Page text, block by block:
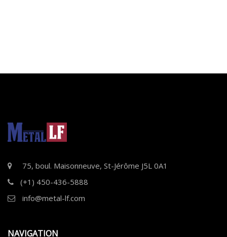
75, boul. Maisonneuve, St-Jérôme J5L 0A1
(+1) 450-436-5888
info@metal-lf.com
NAVIGATION